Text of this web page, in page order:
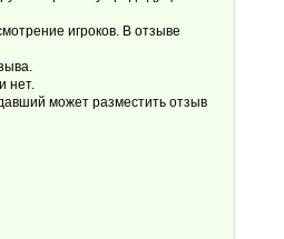
игроков. В отзыве
нет.
может разместить отзыв